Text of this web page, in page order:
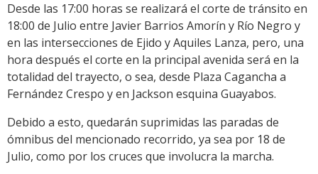
Desde las 17:00 horas se realizará el corte de tránsito en
18:00 de Julio entre Javier Barrios Amorín y Río Negro y
en las intersecciones de Ejido y Aquiles Lanza, pero, una
hora después el corte en la principal avenida será en la
totalidad del trayecto, o sea, desde Plaza Cagancha a
Fernández Crespo y en Jackson esquina Guayabos.
Debido a esto, quedarán suprimidas las paradas de
ómnibus del mencionado recorrido, ya sea por 18 de
Julio, como por los cruces que involucra la marcha.